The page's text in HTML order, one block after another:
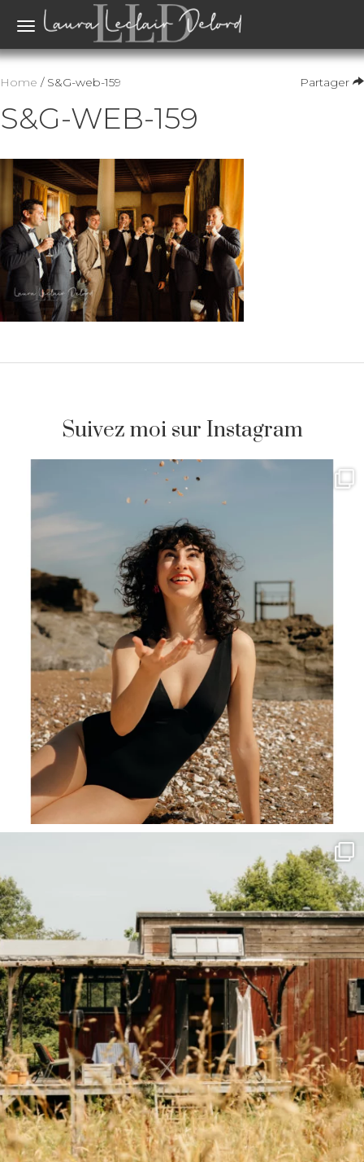
Toggle
Partager
Home / S&G-web-159
S&G-WEB-159
Suivez moi sur Instagram